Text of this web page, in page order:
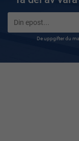
De uppgifter du